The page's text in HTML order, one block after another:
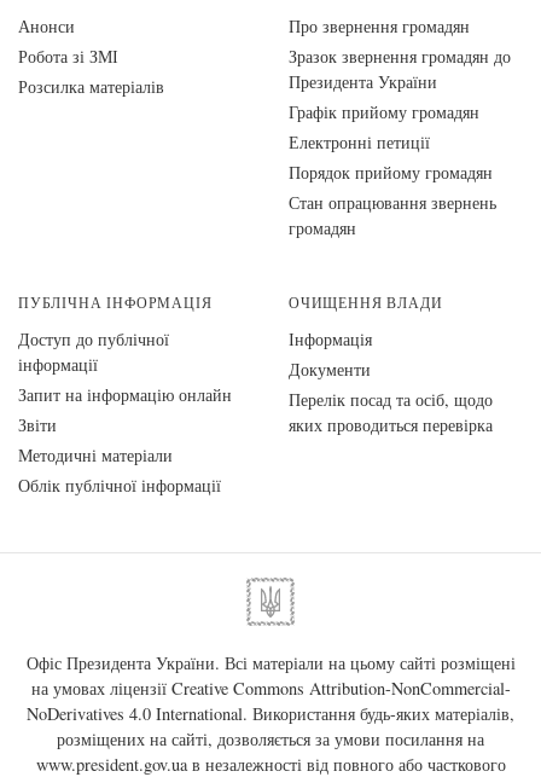
Анонси
Робота зі ЗМІ
Розсилка матеріалів
Про звернення громадян
Зразок звернення громадян до
Президента України
Графік прийому громадян
Електронні петиції
Порядок прийому громадян
Стан опрацювання звернень
громадян
ПУБЛІЧНА ІНФОРМАЦІЯ
Доступ до публічної
інформації
Запит на інформацію онлайн
Звіти
Методичні матеріали
Облік публічної інформації
ОЧИЩЕННЯ ВЛАДИ
Інформація
Документи
Перелік посад та осіб, щодо
яких проводиться перевірка
Офіс Президента України. Всі матеріали на цьому сайті розміщені
на умовах ліцензії Creative Commons Attribution-NonCommercial-
NoDerivatives 4.0 International. Використання будь-яких матеріалів,
розміщених на сайті, дозволяється за умови посилання на
www.president.gov.uaв незалежності від повного або часткового